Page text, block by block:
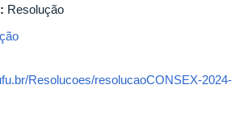
Resolução
Resolucoes/resolucaoCONSEX-2024-